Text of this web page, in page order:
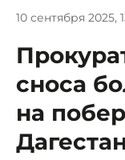
10 сентября 2025,
сноса
на